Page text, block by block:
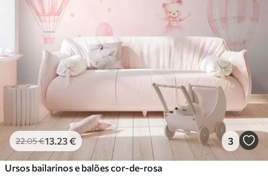
22.05€13.23€ 3
Ursos bailarinos e balões cor-de-rosa